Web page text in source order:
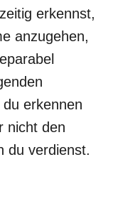
erkennst,
anzugehen,
erkennen
nicht den
du verdienst.